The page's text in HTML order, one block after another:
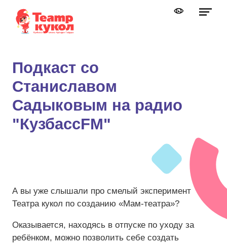
Обычная версия сайта
Цвет: Ц Ц Ц
Включить изображения
Включить видео
Интервал:
Разрядка:
Стандартный
Подкаст со
Станиславом
Садыковым на радио
"КузбассFM"
А вы уже слышали про смелый эксперимент
Театра кукол по созданию «Мам-театра»?
Оказывается, находясь в отпуске по уходу за
ребёнком, можно позволить себе создать